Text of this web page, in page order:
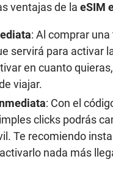
ventajas de la eSIM
: Al comprar
servirá para activar
en cuanto
viajar.
: Con el
clicks podrás
Te recomiendo
nada más